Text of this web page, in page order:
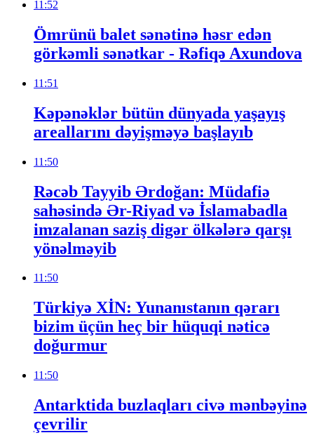
11:52
Ömrünü balet sənətinə həsr edən
görkəmli sənətkar - Rəfiqə Axundova
11:51
Kəpənəklər bütün dünyada yaşayış
areallarını dəyişməyə başlayıb
11:50
Rəcəb Tayyib Ərdoğan: Müdafiə
sahəsində Ər-Riyad və İslamabadla
imzalanan saziş digər ölkələrə qarşı
yönəlməyib
11:50
Türkiyə XİN: Yunanıstanın qərarı
bizim üçün heç bir hüquqi nəticə
doğurmur
11:50
Antarktida buzlaqları civə mənbəyinə
çevrilir